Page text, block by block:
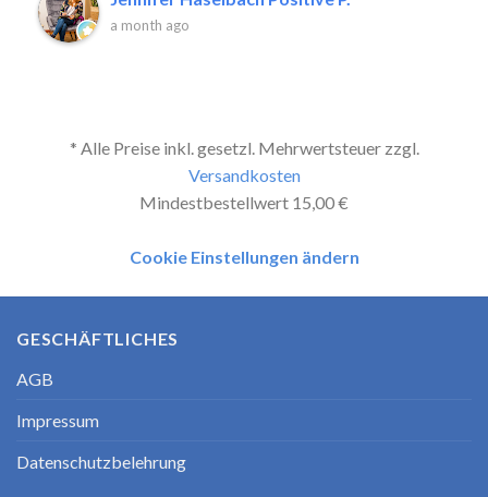
a month ago
* Alle Preise inkl. gesetzl. Mehrwertsteuer zzgl.
Versandkosten
Mindestbestellwert 15,00 €
Cookie Einstellungen ändern
GESCHÄFTLICHES
AGB
Impressum
Datenschutzbelehrung